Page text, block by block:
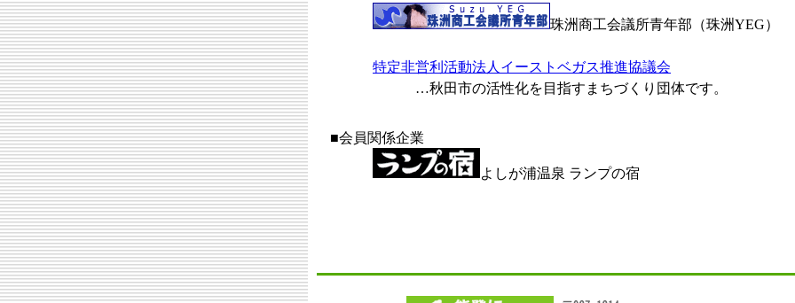
珠洲商工会議所青年部（珠洲YEG）
特定非営利活動法人イーストベガス推進協議会
…秋田市の活性化を目指すまちづくり団体です。
■会員関係企業
よしが浦温泉 ランプの宿